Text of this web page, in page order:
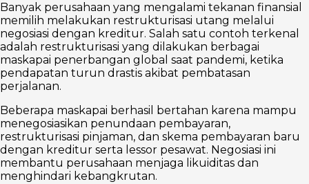
Banyak perusahaan yang mengalami tekanan finansial
memilih melakukan restrukturisasi utang melalui
negosiasi dengan kreditur. Salah satu contoh terkenal
adalah restrukturisasi yang dilakukan berbagai
maskapai penerbangan global saat pandemi, ketika
pendapatan turun drastis akibat pembatasan
perjalanan.
Beberapa maskapai berhasil bertahan karena mampu
menegosiasikan penundaan pembayaran,
restrukturisasi pinjaman, dan skema pembayaran baru
dengan kreditur serta lessor pesawat. Negosiasi ini
membantu perusahaan menjaga likuiditas dan
menghindari kebangkrutan.